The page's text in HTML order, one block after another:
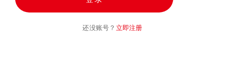
还没账号？ 立即注册